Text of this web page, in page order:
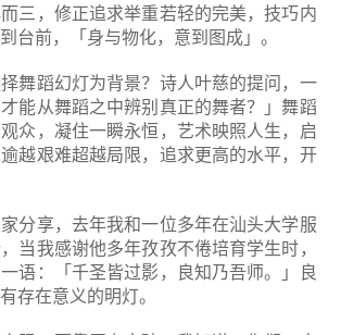
三，修正追求举重若轻的完美，技巧内
台前，「身与物化，意到图成」。
舞蹈幻灯为背景？诗人叶慈的提问，一
能从舞蹈之中辨别真正的舞者？」舞蹈
众，凝住一瞬永恒，艺术映照人生，启
越艰难超越局限，追求更高的水平，开
分享，去年我和一位多年在汕头大学服
当我感谢他多年孜孜不倦培育学生时，
语：「千圣皆过影，良知乃吾师。」良
存在意义的明灯。